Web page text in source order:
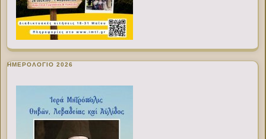
ΗΜΕΡΟΛΟΓΙΟ 2026